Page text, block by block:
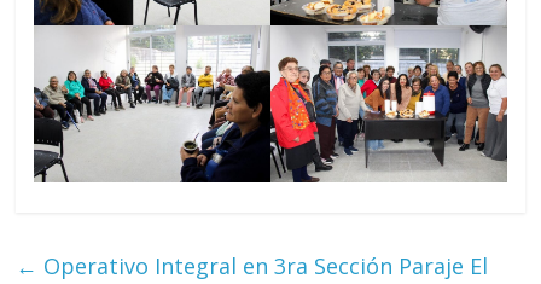
← Operativo Integral en 3ra Sección Paraje El